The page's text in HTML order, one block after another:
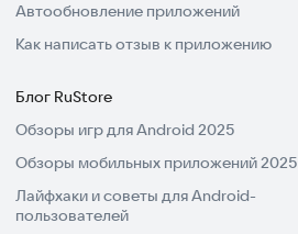
Автообновление приложений
Как написать отзыв к приложению
Блог RuStore
Обзоры игр для Android 2025
Обзоры мобильных приложений 2025
Лайфхаки и советы для Android-
пользователей